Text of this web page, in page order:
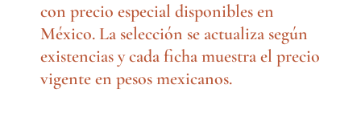
con precio especial disponibles en
México. La selección se actualiza según
existencias y cada ficha muestra el precio
vigente en pesos mexicanos.